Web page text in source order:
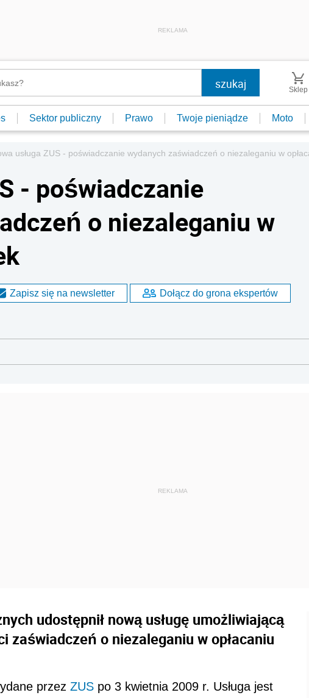
REKLAMA
Sklep
Sektor publiczny Prawo Twoje pieniądze Moto
usługa ZUS - poświadczanie wydanych zaświadczeń o niezaleganiu w
- poświadczanie
o niezaleganiu w
Zapisz się na newsletter Dołącz do grona ekspertów
udostępnił nową usługę umożliwiającą
zaświadczeń o niezaleganiu w opłacaniu
przez ZUS po 3 kwietnia 2009 r. Usługa jest